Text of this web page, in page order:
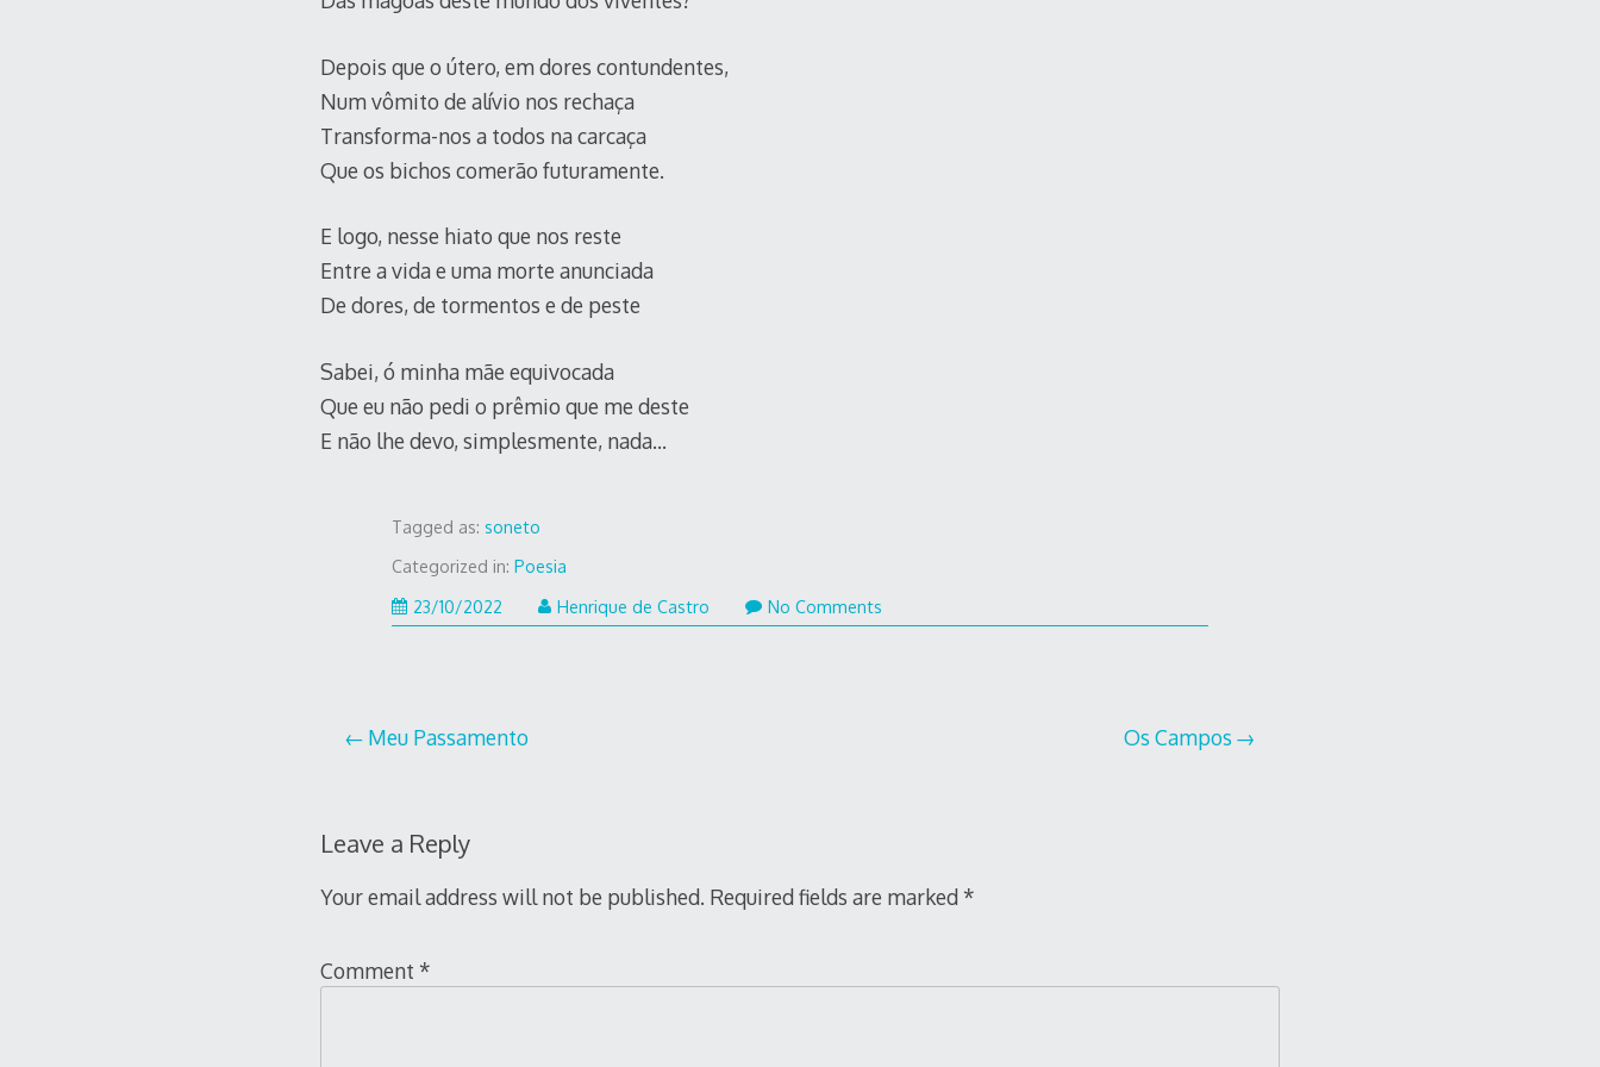
Depois que o útero, em dores contundentes,
Num vômito de alívio nos rechaça
Transforma-nos a todos na carcaça
Que os bichos comerão futuramente.
E logo, nesse hiato que nos reste
Entre a vida e uma morte anunciada
De dores, de tormentos e de peste
Sabei, ó minha mãe equivocada
Que eu não pedi o prêmio que me deste
E não lhe devo, simplesmente, nada…
Tagged as:soneto
Categorized in: Poesia
23/10/2022
Henrique de Castro No Comments
Post
Meu Passamento Os Campos
Leave a Reply
Your email address will not be published. Required fields are marked *
Comment *